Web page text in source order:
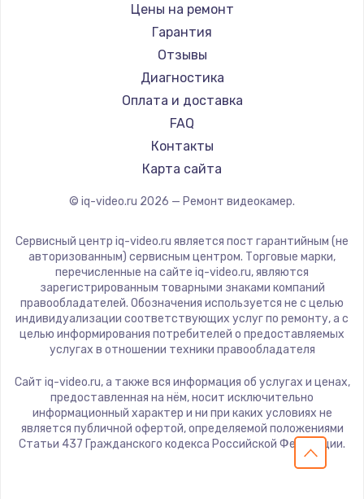
Замена системной платы
1500 руб.
Замена температурного датчика
2500 руб.
Замена электроконфорки
Заказать
Техобслуживание
900 руб.
Заказать
Установка / подключение / демонтаж
1300 руб.
Заказать
Цены на ремонт
Гарантия
Отзывы
Диагностика
Оплата и доставка
FAQ
Контакты
Карта сайта
© iq-video.ru 2026 — Ремонт видеокамер.
Сервисный центр iq-video.ru является пост гарантийным (не
авторизованным) сервисным центром. Торговые марки,
перечисленные на сайте iq-video.ru, являются
зарегистрированным товарными знаками компаний
правообладателей. Обозначения используется не с целью
индивидуализации соответствующих услуг по ремонту, а с
целью информирования потребителей о предоставляемых
услугах в отношении техники правообладателя
Сайт iq-video.ru, а также вся информация об услугах и ценах,
предоставленная на нём, носит исключительно
информационный характер и ни при каких условиях не
является публичной офертой, определяемой положениями
Статьи 437 Гражданского кодекса Российской Федерации.